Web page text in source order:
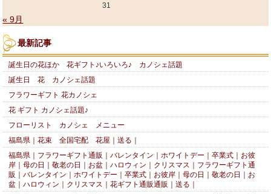
31
« 9月
最新記事
誕生日の花ほか 花ギフト♪いろいろ♪ カノシェ話題
誕生日 花 カノシェ話題
フラワーギフト 花カノシェ
花 ギフト カノシェ話題♪
フローリスト カノシェ メニュー
福島県｜花束 全国宅配 花屋｜送る｜
福島県｜フラワーギフト通販｜バレンタイン｜ホワイトデー｜卒業式｜お彼
岸｜母の日｜敬老の日｜お盆｜ハロウィン｜クリスマス｜フラワーギフト通
販｜バレンタイン｜ホワイトデー｜卒業式｜お彼岸｜母の日｜敬老の日｜お
盆｜ハロウィン｜クリスマス｜花ギフト通販通販｜送る｜